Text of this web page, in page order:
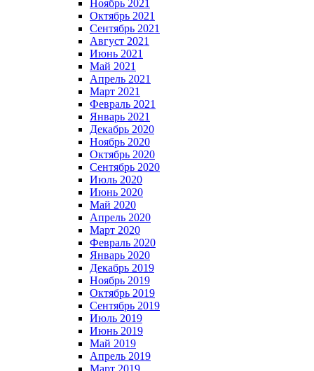
Ноябрь 2021
Октябрь 2021
Сентябрь 2021
Август 2021
Июнь 2021
Май 2021
Апрель 2021
Март 2021
Февраль 2021
Январь 2021
Декабрь 2020
Ноябрь 2020
Октябрь 2020
Сентябрь 2020
Июль 2020
Июнь 2020
Май 2020
Апрель 2020
Март 2020
Февраль 2020
Январь 2020
Декабрь 2019
Ноябрь 2019
Октябрь 2019
Сентябрь 2019
Июль 2019
Июнь 2019
Май 2019
Апрель 2019
Март 2019